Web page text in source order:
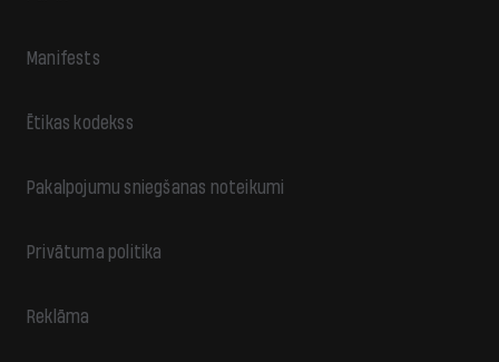
Manifests
Ētikas kodekss
Pakalpojumu sniegšanas noteikumi
Privātuma politika
Reklāma